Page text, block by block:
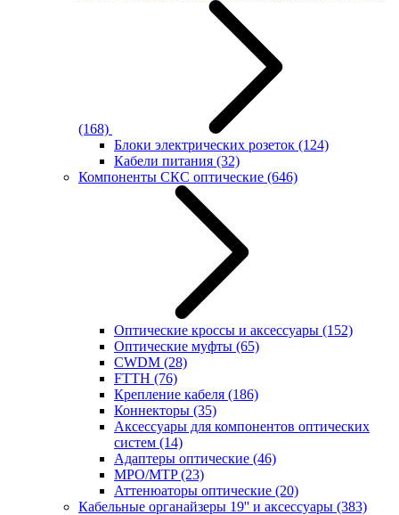
(168)
Блоки электрических розеток (124)
Кабели питания (32)
Компоненты СКС оптические (646)
Оптические кроссы и аксессуары (152)
Оптические муфты (65)
CWDM (28)
FTTH (76)
Крепление кабеля (186)
Коннекторы (35)
Аксессуары для компонентов оптических
систем (14)
Адаптеры оптические (46)
MPO/MTP(23)
Аттенюаторы оптические (20)
Кабельные органайзеры 19'' и аксессуары (383)